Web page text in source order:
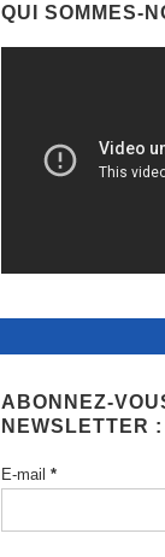
QUI SOMMES-
ABONNEZ-
NEWSLETTER :
E-mail*